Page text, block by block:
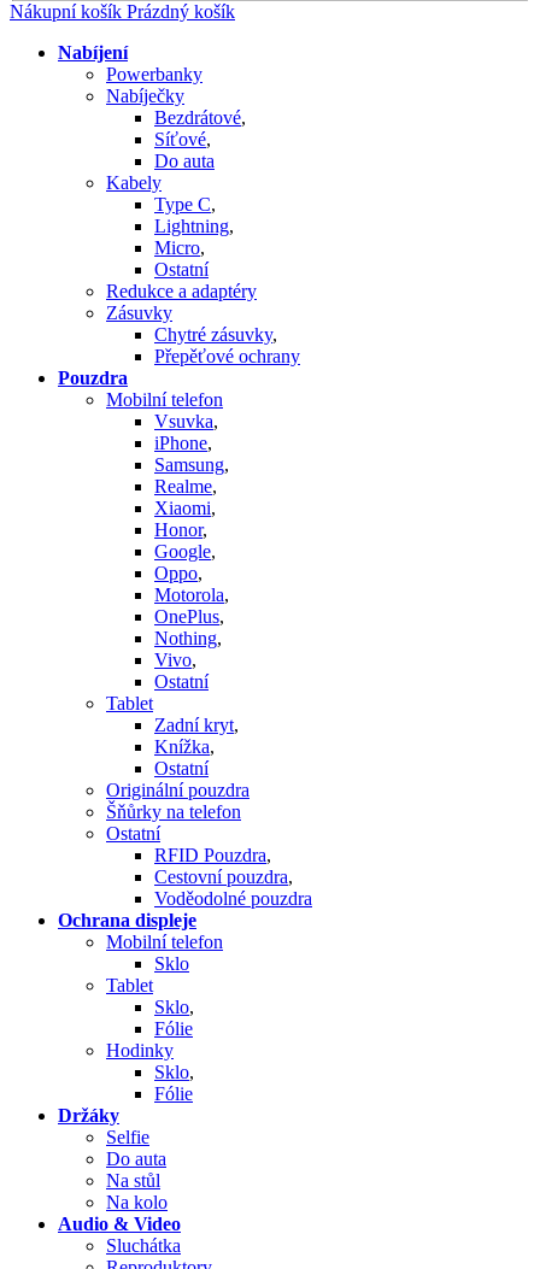
Nákupní košík Prázdný košík
Nabíjení
Powerbanky
Nabíječky
Bezdrátové,
Síťové,
Do auta
Kabely
Type C,
Lightning,
Micro,
Ostatní
Redukce a adaptéry
Zásuvky
Chytré zásuvky,
Přepěťové ochrany
Pouzdra
Mobilní telefon
Vsuvka,
iPhone,
Samsung,
Realme,
Xiaomi,
Honor,
Google,
Oppo,
Motorola,
OnePlus,
Nothing,
Vivo,
Ostatní
Tablet
Zadní kryt,
Knížka,
Ostatní
Originální pouzdra
Šňůrky na telefon
Ostatní
RFID Pouzdra,
Cestovní pouzdra,
Voděodolné pouzdra
Ochrana displeje
Mobilní telefon
Sklo
Tablet
Sklo,
Fólie
Hodinky
Sklo,
Fólie
Držáky
Selfie
Do auta
Na stůl
Na kolo
Audio & Video
Sluchátka